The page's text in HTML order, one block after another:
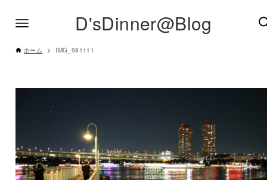
D'sDinner@Blog
ホーム IMG_981111